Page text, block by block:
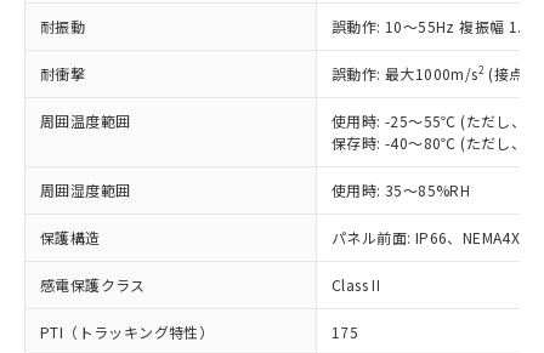
耐振動 誤動作: 10～55Hz 複振幅
耐衝撃 誤動作: 最大1000m/s2 (接点
周囲温度範囲
使用時: -25～55℃ (ただし、氷
保存時: -40～80℃ (ただし、氷
周囲湿度範囲 使用時: 35～85%RH
保護構造 パネル前面: IP66、NEMA4X,
感電保護クラス Class II
PTI（トラッキング特性） 175
正式な納期状況および標準価格はお客
様のお取引先、またはお客様担当のオ
ムロン制御機器販売店・当社販売員に
オムロン制御機器販売店や当社販売拠
販売ネットワーク
」をご確認
在庫状況および標準価格結果を当社の
示しないようお願いします。
マイパーツ機能（部品リスト作成サー
ビス）をご利用いただくには、I-Web
メンバーズにご登録されている必要が
ルベンジル（BBP） 1000ppm以下、フタル酸ジブチル
（DBP） 1000ppm以下、フタル酸ジイソブチル
但し、RoHS指令で産業用監視および制御機器に対する
フタル酸エステル類の４物質については閾値を超える意
図的な使用がないことを確認しています。
部品在庫の切り替え状況などにより、予定
月が前後することがあります。
DBP(フタル酸ジブチル) : 1000ppm、 DIBP(フタル酸ジ
イソブチル) : 1000ppm、 BBP(フタル酸ブチルベンジ
「ｅ」：有害物質（10物質）のすべてが基
準値以下であることを示します。
「10」：通常の使用状況下において有害物
質が外部に漏えいし、環境に深刻な影響を
及ぼさない年数を意味します。
「－」：未確認です。当社販売部門へお問
全に破砕するなど、違法に輸出されな
いよう必要な手段を講じます。
当社は貴社製品を、核兵器、ミサイ
ル、化学兵器、生物兵器またはその他
武器並びにこれらの製造装置等に一切
当社は、貴社製品を第三者に販売する
場合は、上記1、2および3の内容を当
該第三者に通知します。また当社は、
販売先および販売に係わる関係者が違
法に輸出するおそれがある場合は、取
－
在庫なし(最新の在庫状況につ
いては、お客様のお取引先、ま
たはお客様担当のオムロン制御
機器販売店・当社販売員にご確
空
受注生産機種、また在庫状況の
情報を公開していない機種